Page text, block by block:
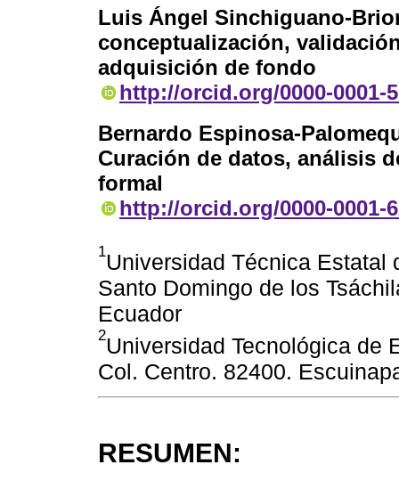
Luis Ángel Sinchiguano-
conceptualización,
adquisición de fondo
http://orcid.org/0000-0001-
Bernardo Espinosa-
Curación de datos, análisis
formal
http://orcid.org/0000-0001-
1Universidad Técnica Estatal
Santo Domingo de los
Ecuador
2Universidad Tecnológica de
Col. Centro. 82400.
RESUMEN: